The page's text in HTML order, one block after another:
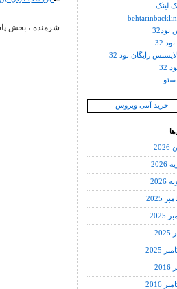
شرمنده ، بخش
لینک
32
رایگان نود 32
32
سئو
خرید آنتی ویروس
2026
2025
2025
2025
2016